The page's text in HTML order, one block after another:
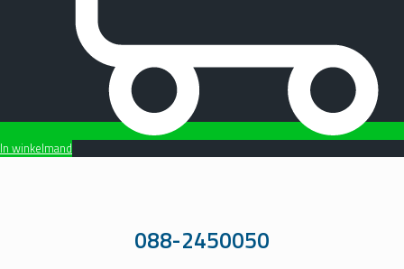
In winkelmand
088-2450050